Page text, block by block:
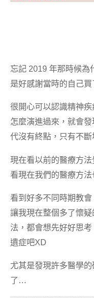
忘記 2019 年那時候為
是好感謝當時的自己買
很開心可以認識精神
怎麼演進過來，就會
代沒有終點，只有不斷
現在看以前的醫療方
看現在我們的醫療方法
看到好多不同時期教
讓我現在整個多了懷
法，都會想先好好思
遺症吧XD
尤其是發現許多醫學
了…